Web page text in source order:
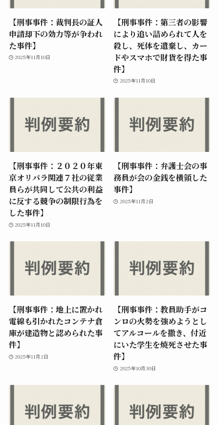
【刑事事件：裁判長の証人
申請却下の効力等が争われ
た事件】
2025年11月10日
【刑事事件：第三者の影響
により追い詰められて人を
殺し、死体を遺棄し、カー
ドやスマホで財貨を得た事
件】
2025年11月10日
【刑事事件：２０２０年東
京オリパラ関連７社の従業
員らが共同して公共の利益
に反する競争の制限行為を
した事件】
2025年11月10日
【刑事事件：弁護士会の事
務員が会の金銭を横領した
事件】
2025年11月2日
【刑事事件：地上に置かれ
電線も引かれたコンテナ倉
庫が建造物と認められた事
件】
2025年11月2日
【刑事事件：教員助手がコ
ンロの火勢を強めようとし
てアルコールを撒き、付近
にいた学生を焼死させた事
件】
2025年10月30日